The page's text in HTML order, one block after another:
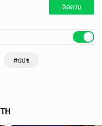
ติดตาม
#ปปช